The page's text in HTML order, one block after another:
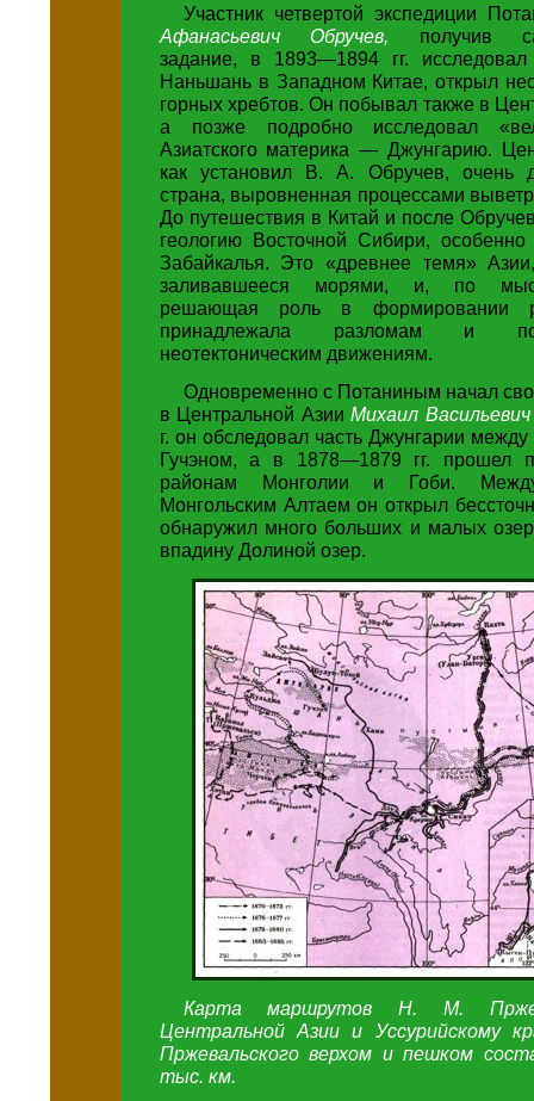
Участник четвертой экспедиции
Афанасьевич Обручев, получив
задание, в 1893—1894 гг. исследовал
Наньшань в Западном Китае, открыл
горных хребтов. Он побывал также в
а позже подробно исследовал
Азиатского материка — Джунгарию.
как установил В. А. Обручев, очень
страна, выровненная процессами
До путешествия в Китай и после
геологию Восточной Сибири,
Забайкалья. Это «древнее темя»
заливавшееся морями, и, по
решающая роль в формировании
принадлежала разломам и
неотектоническим движениям.
Одновременно с Потаниным начал
в Центральной АзииМихаил
г. он обследовал часть Джунгарии
Гучэном, а в 1878—1879 гг. прошел
районам Монголии и Гоби.
Монгольским Алтаем он открыл
обнаружил много больших и малых
впадину Долиной озер.
Карта маршрутов Н. М.
Центральной Азии и Уссурийскому
Пржевальского верхом и пешком
тыс. км.